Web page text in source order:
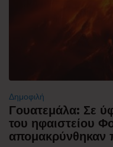
Δημοφιλή
Γουατεμάλα: Σε
του ηφαιστείου
απομακρύνθηκαν